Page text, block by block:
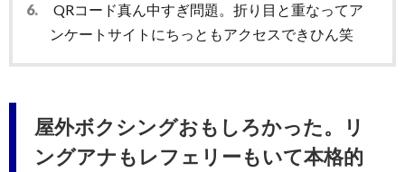
6.
QRコード真ん中すぎ問題。折り目と重なってア
ンケートサイトにちっともアクセスできひん笑
屋外ボクシングおもしろかった。リ
ングアナもレフェリーもいて本格的